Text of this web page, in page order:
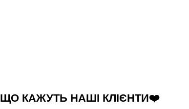
ЩО КАЖУТЬ НАШІ КЛІЄНТИ❤️